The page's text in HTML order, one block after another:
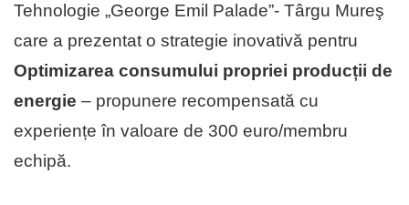
Tehnologie „George Emil Palade”- Târgu Mureş
care a prezentat o strategie inovativă pentru
Optimizarea consumului propriei producții de
energie – propunere recompensată cu
experiențe în valoare de 300 euro/membru
echipă.